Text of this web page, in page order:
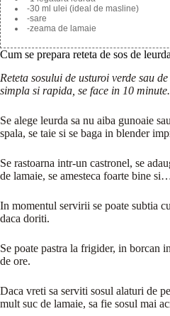
-30 ml ulei (ideal de masline)
-sare
-zeama de lamaie
Cum se prepara reteta de sos de
Reteta sosului de usturoi verde sau
simpla si rapida, se face in 10 minute.
Se alege leurda sa nu aiba gunoaie
spala, se taie si se baga in blender
Se rastoarna intr-un castronel, se
de lamaie, se amesteca foarte bine
In momentul servirii se poate subtia
daca doriti.
Se poate pastra la frigider, in borcan
de ore.
Daca vreti sa serviti sosul alaturi de
mult suc de lamaie, sa fie sosul mai